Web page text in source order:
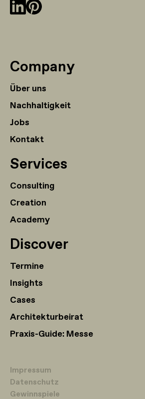
Company
Über uns
Nachhaltigkeit
Jobs
Kontakt
Services
Consulting
Creation
Academy
Discover
Termine
Insights
Cases
Architekturbeirat
Praxis-Guide: Messe
Impressum
Datenschutz
Gewinnspiele